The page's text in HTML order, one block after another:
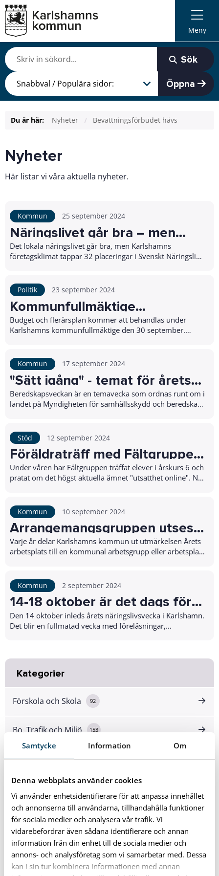
Samtycke Information Om
Denna webbplats använder cookies
Vi använder enhetsidentifierare för att anpassa innehållet
och annonserna till användarna, tillhandahålla funktioner
för sociala medier och analysera vår trafik. Vi
vidarebefordrar även sådana identifierare och annan
information från din enhet till de sociala medier och
annons- och analysföretag som vi samarbetar med. Dessa
kan i sin tur kombinera informationen med annan
Meny
Sök
Öppna
Du är här: Nyheter Bevattningsförbudet hävs
Nyheter
Här listar vi våra aktuella nyheter.
Kommun 25 september 2024
Näringslivet går bra – men
företagsklimatet tappar i
rankingen
Det lokala näringslivet går bra, men Karlshamns
företagsklimat tappar 32 placeringar i Svenskt Näringslivs
Politik 23 september 2024
Kommunfullmäktige
sammanträder 30 september
Budget och flerårsplan kommer att behandlas under
Karlshamns kommunfullmäktige den 30 september.
Kommun 17 september 2024
"Sätt igång" - temat för årets
beredskapsvecka
Beredskapsveckan är en temavecka som ordnas runt om i
landet på Myndigheten för samhällsskydd och beredskaps
Stöd 12 september 2024
Föräldraträff med Fältgruppen
- barn och sociala medier
Under våren har Fältgruppen träffat elever i årskurs 6 och
pratat om det högst aktuella ämnet "utsatthet online". Nu
Kommun 10 september 2024
Arrangemangsgruppen utses
till Årets arbetsplats 2023!
Varje år delar Karlshamns kommun ut utmärkelsen Årets
arbetsplats till en kommunal arbetsgrupp eller arbetsplats
Kommun 2 september 2024
14-18 oktober är det dags för
årets näringslivsvecka
Den 14 oktober inleds årets näringslivsvecka i Karlshamn.
Det blir en fullmatad vecka med föreläsningar,
Kategorier
Förskola och Skola 92
Bo, Trafik och Miljö 153
Fritid och Kultur 193
Omsorg och Stöd
Kommun och Politik 574
Arkiv